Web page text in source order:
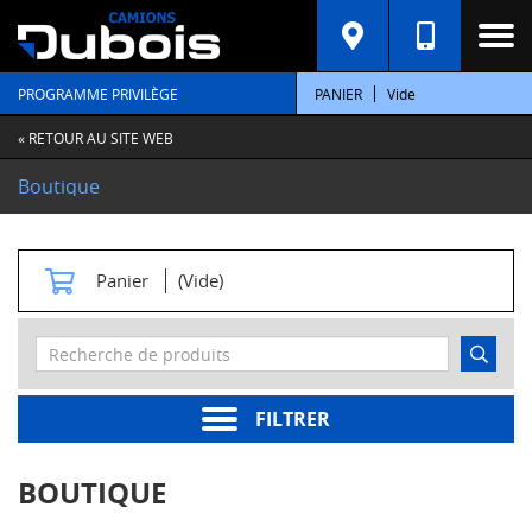
PROGRAMME PRIVILÈGE PANIER Vide
« RETOUR AU SITE WEB
Boutique
Panier (Vide)
FILTRER
C
A
T
É
G
O
R
E
S
t
e
r
moteur
BOUTIQUE